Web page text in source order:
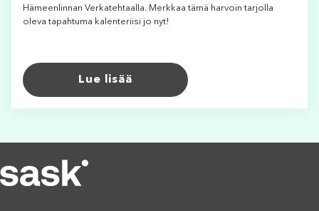
Hämeenlinnan Verkatehtaalla. Merkkaa tämä harvoin tarjolla
oleva tapahtuma kalenteriisi jo nyt!
Lue lisää